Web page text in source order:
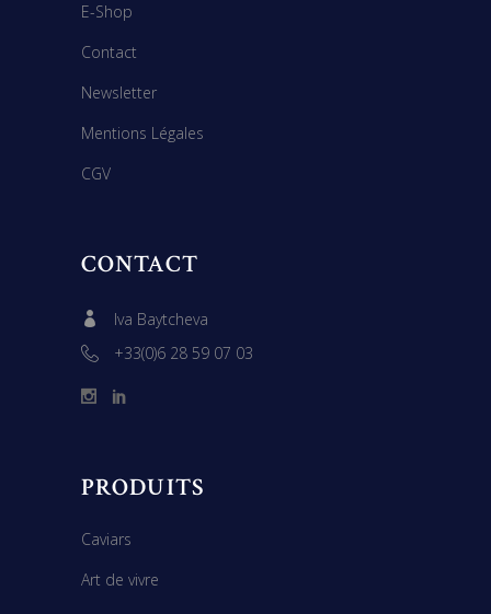
E-Shop
Contact
Newsletter
Mentions Légales
CGV
CONTACT
Iva Baytcheva
+33(0)6 28 59 07 03
PRODUITS
Caviars
Art de vivre